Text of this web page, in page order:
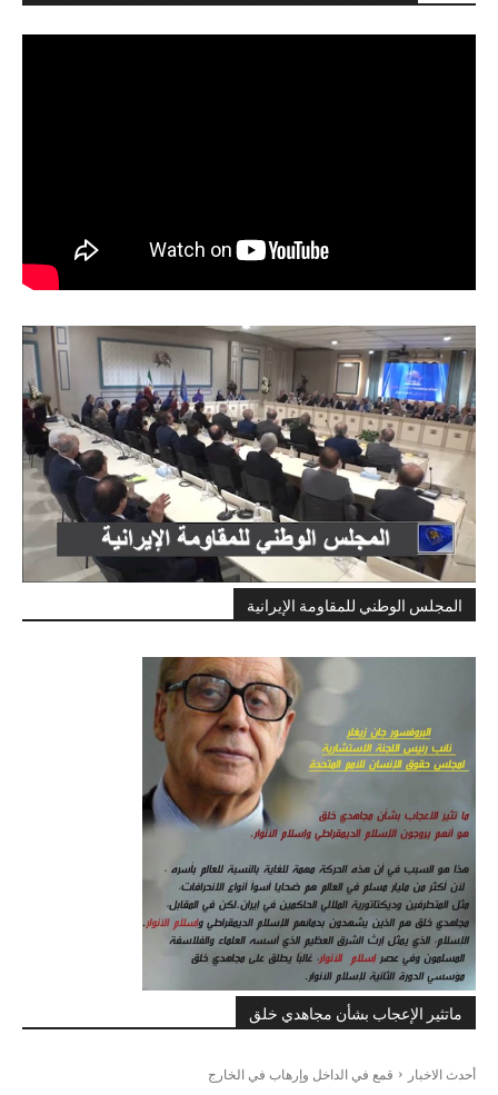
المجلس الوطني للمقاومة الإيرانية
ماتثير الإعجاب بشأن مجاهدي خلق
أحدث الاخبار قمع في الداخل وإرهاب في الخارج